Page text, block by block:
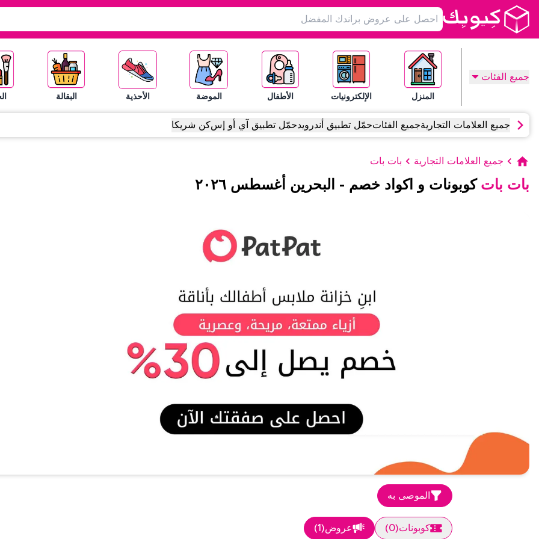
جميع الفئات
المنزل الإلكترونيات الأطفال الموضة الأحذية البقالة
جميع العلامات التجاريةجميع الفئاتحمّل تطبيق أندرويدحمّل تطبيق آي أو إسكن شريكا
جميع العلامات التجارية بات بات
بات بات كوبونات و اكواد خصم - البحرين أغسطس ٢٠٢٦
الموصى به
كوبونات(
0
) عروض(
1
)